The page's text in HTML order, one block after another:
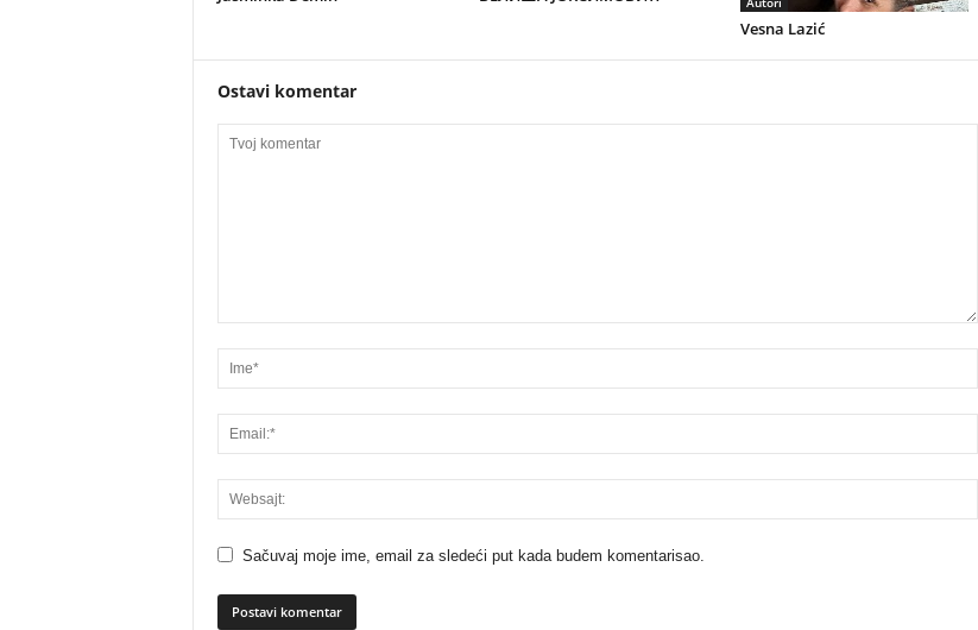
Vesna Lazić
Ostavi komentar
Sačuvaj moje ime, email za sledeći put kada budem komentarisao.